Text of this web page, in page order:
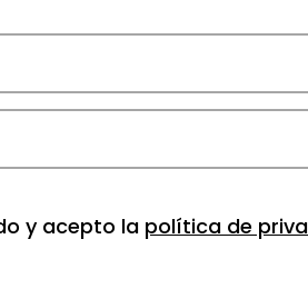
innovation in APTE’s
y acepto la política de